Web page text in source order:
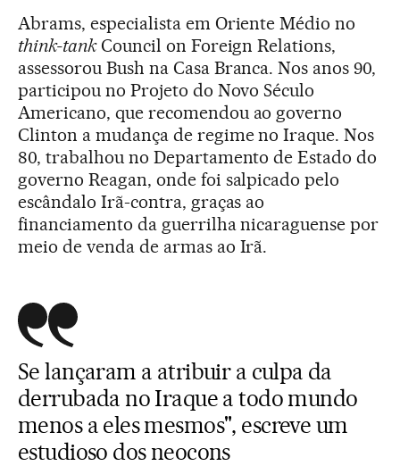
Abrams, especialista em Oriente Médio no
think-tankCouncil on Foreign Relations,
assessorou Bush na Casa Branca. Nos anos 90,
participou no Projeto do Novo Século
Americano, que recomendou ao governo
Clinton a mudança de regime no Iraque. Nos
80, trabalhou no Departamento de Estado do
governo Reagan, onde foi salpicado pelo
escândalo Irã-contra, graças ao
financiamento da guerrilha nicaraguense por
meio de venda de armas ao Irã.
Se lançaram a atribuir a culpa da
derrubada no Iraque a todo mundo
menos a eles mesmos", escreve um
estudioso dos neocons